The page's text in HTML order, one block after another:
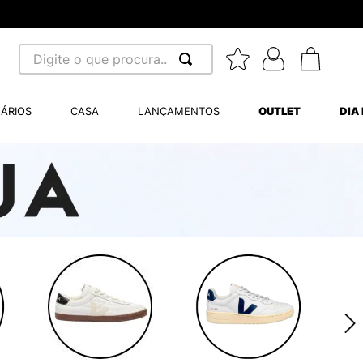
Digite o que procura...
CASA LANÇAMENTOS OUTLET DIA
BALANCE 530
BABY
VANS ULTRARANGE